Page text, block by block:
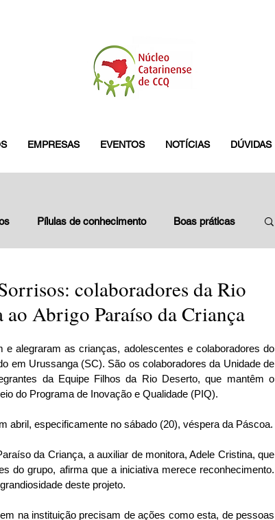
EMPRESAS EVENTOS NOTÍCIAS DÚVIDAS
Pílulas de conhecimento Boas práticas
colaboradores da Rio
Abrigo Paraíso da Criança
e alegraram as crianças, adolescentes e colaboradores do
em Urussanga (SC). São os colaboradores da Unidade de
da Equipe Filhos da Rio Deserto, que mantêm o
do Programa de Inovação e Qualidade (PIQ).
abril, especificamente no sábado (20), véspera da Páscoa.
da Criança, a auxiliar de monitora, Adele Cristina, que
do grupo, afirma que a iniciativa merece reconhecimento.
deste projeto.
na instituição precisam de ações como esta, de pessoas